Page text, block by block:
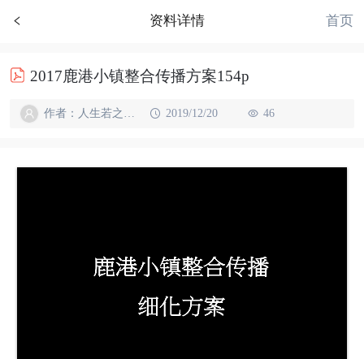
资料详情 首页
2017鹿港小镇整合传播方案154p
作者：人生若之如初见 2019/12/20 46